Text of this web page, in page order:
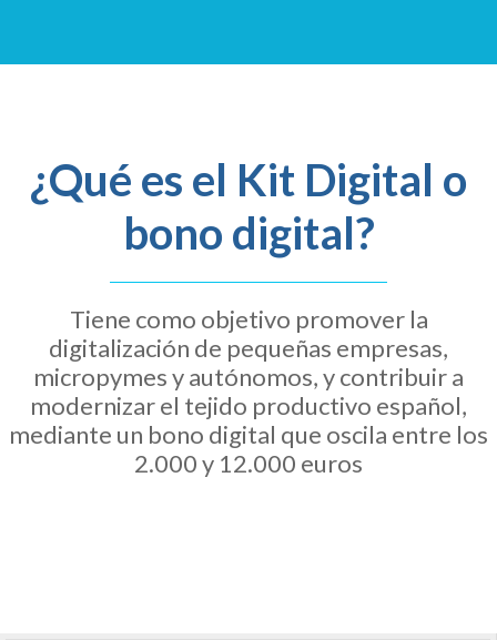
¿Qué es el Kit Digital o
bono digital?
Tiene como objetivo promover la
digitalización de pequeñas empresas,
micropymes y autónomos, y contribuir a
modernizar el tejido productivo español,
mediante un bono digital que oscila entre los
2.000 y 12.000 euros